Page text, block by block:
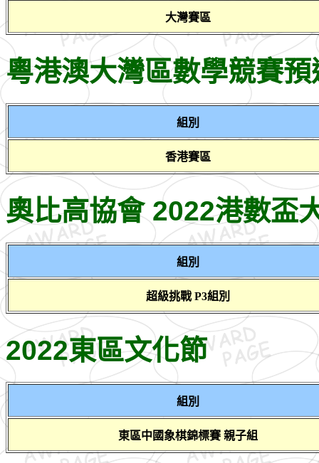
大灣賽區
粵港澳大灣區數學競賽
組別
香港賽區
奧比高協會 2022港數盃
組別
超級挑戰 P3組別
2022東區文化節
組別
東區中國象棋錦標賽 親子組